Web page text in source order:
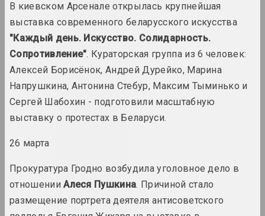
итоги года
1962 год
итоги года
1963 год
итоги года
1965 год
В киевском Арсенале открылась крупнейшая
выставка современного беларусского искусства
"Каждый день. Искусство. Солидарность.
Сопротивление". Кураторская группа из 6 человек:
Алексей Борисёнок, Андрей Дурейко, Марина
Напрушкина, Антонина Стебур, Максим Тыминько и
Сергей Шабохин - подготовили масштабную
выставку о протестах в Беларуси.
26 марта
Прокуратура Гродно возбудила уголовное дело в
отношенииАлеся Пушкина. Причиной стало
размещение портрета деятеля антисоветского